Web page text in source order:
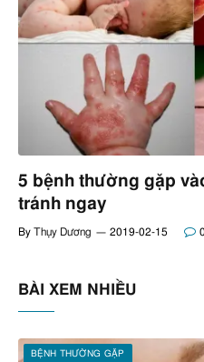
5 bệnh thường gặp
tránh ngay
By Thụy Dương 2019-02-15 0
BÀI XEM NHIỀU
BỆNH THƯỜNG GẶP